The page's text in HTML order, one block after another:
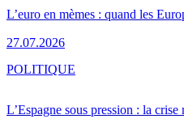
L’euro en mèmes : quand les
27.07.2026
L’Espagne sous pression : la
POLITIQUE